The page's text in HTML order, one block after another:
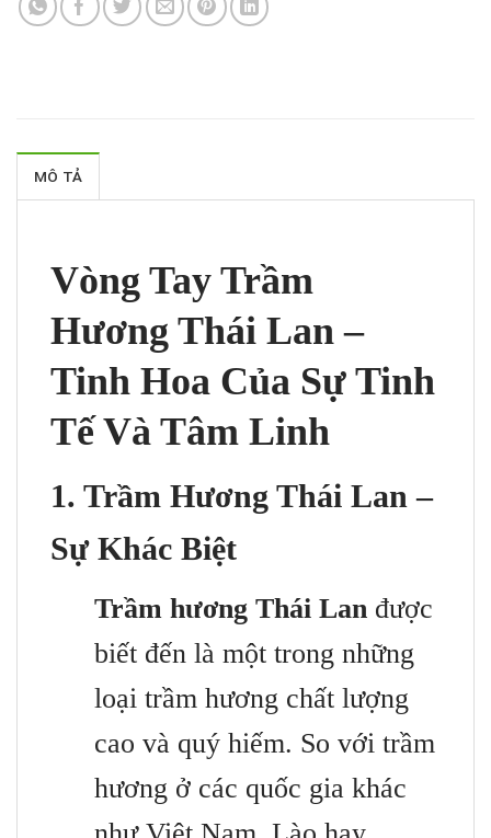
MÔ TẢ
Vòng Tay Trầm
Hương Thái Lan –
Tinh Hoa Của Sự Tinh
Tế Và Tâm Linh
1. Trầm Hương Thái Lan –
Sự Khác Biệt
Trầm hương Thái Lan được
biết đến là một trong những
loại trầm hương chất lượng
cao và quý hiếm. So với trầm
hương ở các quốc gia khác